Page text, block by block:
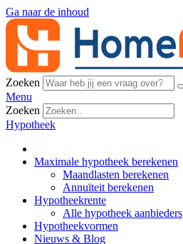
Ga naar de inhoud
Zoeken
Menu
Zoeken
Hypotheek
Maximale hypotheek berekenen
Maandlasten berekenen
Annuïteit berekenen
Hypotheekrente
Alle hypotheek aanbieders
Hypotheekvormen
Nieuws & Blog